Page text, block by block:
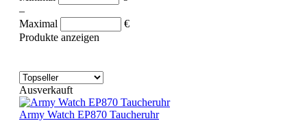
–
Maximal
€
Produkte anzeigen
Ausverkauft
Army Watch EP870 Taucheruhr